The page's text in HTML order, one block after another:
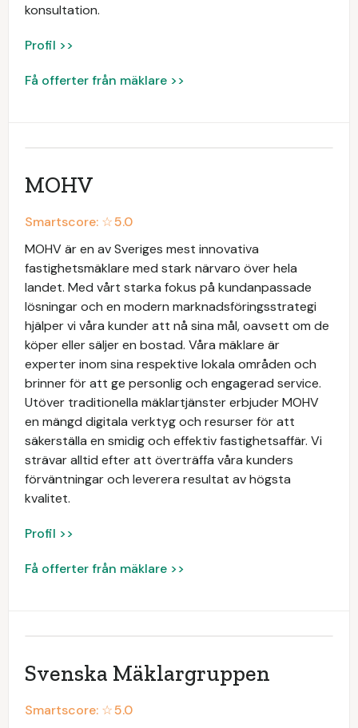
konsultation.
Profil >>
Få offerter från mäklare >>
MOHV
Smartscore: ☆5.0
MOHV är en av Sveriges mest innovativa
fastighetsmäklare med stark närvaro över hela
landet. Med vårt starka fokus på kundanpassade
lösningar och en modern marknadsföringsstrategi
hjälper vi våra kunder att nå sina mål, oavsett om de
köper eller säljer en bostad. Våra mäklare är
experter inom sina respektive lokala områden och
brinner för att ge personlig och engagerad service.
Utöver traditionella mäklartjänster erbjuder MOHV
en mängd digitala verktyg och resurser för att
säkerställa en smidig och effektiv fastighetsaffär. Vi
strävar alltid efter att överträffa våra kunders
förväntningar och leverera resultat av högsta
kvalitet.
Profil >>
Få offerter från mäklare >>
Svenska Mäklargruppen
Smartscore: ☆5.0